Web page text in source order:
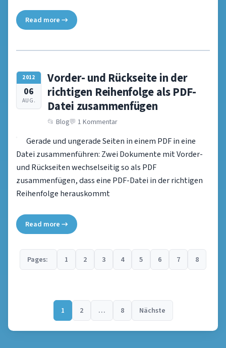
Read more →
2012
06
AUG.
Vorder- und Rückseite in der
richtigen Reihenfolge als PDF-
Datei zusammenfügen
Blog 1 Kommentar
Gerade und ungerade Seiten in einem PDF in eine
Datei zusammenführen: Zwei Dokumente mit Vorder-
und Rückseiten wechselseitig so als PDF
zusammenfügen, dass eine PDF-Datei in der richtigen
Reihenfolge herauskommt
Read more →
Pages: 1 2 3 4 5 6 7 8
der
Beiträge
1 2 … 8 Nächste